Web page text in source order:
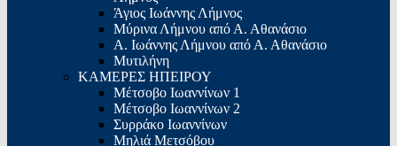
Άγιος Ιωάννης Λήμνος
Μύρινα Λήμνου από Α. Αθανάσιο
Α. Ιωάννης Λήμνου από Α. Αθανάσιο
Μυτιλήνη
ΚΑΜΕΡΕΣ ΗΠΕΙΡΟΥ
Μέτσοβο Ιωαννίνων 1
Μέτσοβο Ιωαννίνων 2
Συρράκο Ιωαννίνων
Μηλιά Μετσόβου